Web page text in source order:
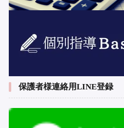
保護者様連絡用LINE登録